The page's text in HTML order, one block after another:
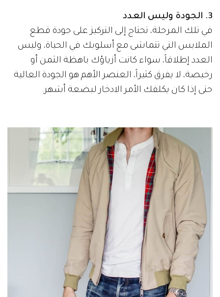
3. الجودة وليس العدد
في تلك المرحلة، تحتاج إلى التركيز على جودة قطع
الملابس التي تتماشى مع أسلوبك في الحياة، وليس
العدد إطلاقاً، سواء كانت أزياؤك باهظة الثمن أو
رخيصة، لا يفرق كثيراً، العنصر الأهم هو الجودة العالية
حتى إذا كان يكلفك الأمر الادخار لبضعة أشهر.